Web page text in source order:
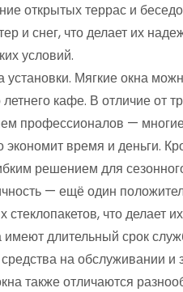
открытых террас и
и снег, что делает их
условий.
установки. Мягкие окна
кафе. В отличие от
профессионалов —
экономит время и деньги.
решением для
— ещё один
стеклопакетов, что
имеют длительный срок
на обслуживании и
также отличаются